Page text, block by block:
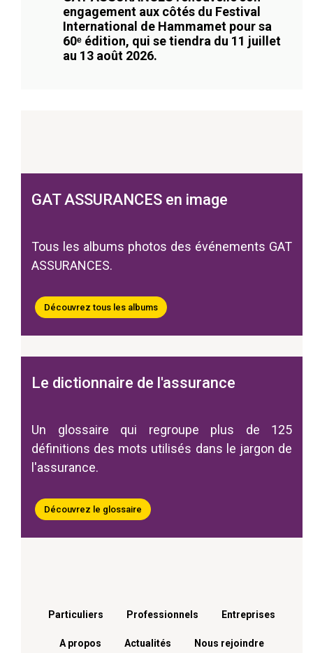
engagement aux côtés du Festival
International de Hammamet pour sa
60ᵉ édition, qui se tiendra du 11 juillet
au 13 août 2026.
GAT ASSURANCES en image
Tous les albums photos des événements GAT
ASSURANCES.
Découvrez tous les albums
Le dictionnaire de l'assurance
Un glossaire qui regroupe plus de 125
définitions des mots utilisés dans le jargon de
l'assurance.
Découvrez le glossaire
Menu footer
Particuliers Professionnels Entreprises
A propos Actualités Nous rejoindre